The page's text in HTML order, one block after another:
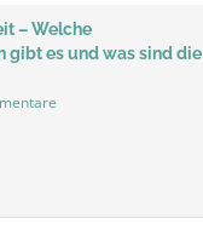
– Welche
gibt es und was sind die